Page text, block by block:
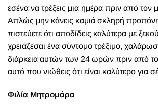
εσένα να τρέξεις μια ημέρα πριν από τον
Απλώς μην κάνεις καμιά σκληρή
πιστεύετε ότι αποδίδεις καλύτερα με
χρειάζεσαι ένα σύντομο τρέξιμο,
διάρκεια αυτών των 24 ωρών πριν από
αυτό που νιώθεις ότι είναι καλύτερο για
Φιλία Μητρομάρα